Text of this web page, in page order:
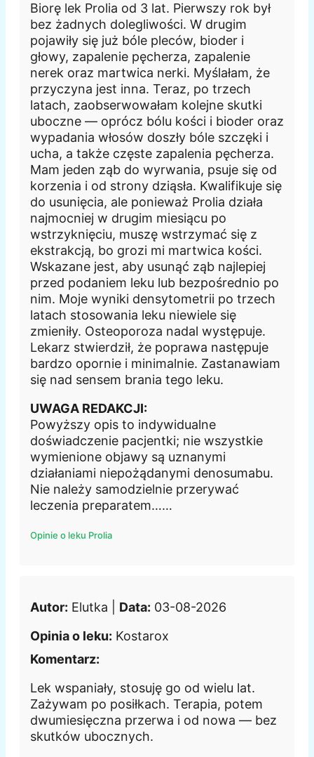
Biorę lek Prolia od 3 lat. Pierwszy rok był
bez żadnych dolegliwości. W drugim
pojawiły się już bóle pleców, bioder i
głowy, zapalenie pęcherza, zapalenie
nerek oraz martwica nerki. Myślałam, że
przyczyna jest inna. Teraz, po trzech
latach, zaobserwowałam kolejne skutki
uboczne — oprócz bólu kości i bioder oraz
wypadania włosów doszły bóle szczęki i
ucha, a także częste zapalenia pęcherza.
Mam jeden ząb do wyrwania, psuje się od
korzenia i od strony dziąsła. Kwalifikuje się
do usunięcia, ale ponieważ Prolia działa
najmocniej w drugim miesiącu po
wstrzyknięciu, muszę wstrzymać się z
ekstrakcją, bo grozi mi martwica kości.
Wskazane jest, aby usunąć ząb najlepiej
przed podaniem leku lub bezpośrednio po
nim. Moje wyniki densytometrii po trzech
latach stosowania leku niewiele się
zmieniły. Osteoporoza nadal występuje.
Lekarz stwierdził, że poprawa następuje
bardzo opornie i minimalnie. Zastanawiam
się nad sensem brania tego leku.
UWAGA REDAKCJI:
Powyższy opis to indywidualne
doświadczenie pacjentki; nie wszystkie
wymienione objawy są uznanymi
działaniami niepożądanymi denosumabu.
Nie należy samodzielnie przerywać
leczenia preparatem……
Opinie o leku Prolia
Autor: Elutka | Data: 03-08-2026
Opinia o leku: Kostarox
Komentarz:
Lek wspaniały, stosuję go od wielu lat.
Zażywam po posiłkach. Terapia, potem
dwumiesięczna przerwa i od nowa — bez
skutków ubocznych.